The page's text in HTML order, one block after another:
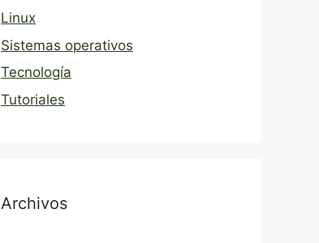
Linux
Sistemas operativos
Tecnología
Tutoriales
Archivos